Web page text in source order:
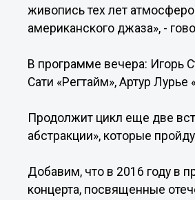
живопись тех лет
американского джаза», -
В программе вечера: Игорь
Сати «Регтайм», Артур
Продолжит цикл еще две
абстракции», которые
Добавим, что в 2016 году в
концерта, посвященные